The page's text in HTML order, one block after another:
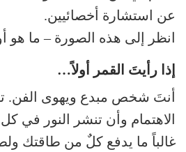
عن استشارة أخصائيين.
انظر إلى هذه الصورة – ما هو
إذا رأيتَ القمر أولاً…
أنتَ شخص مبدع ويهوى الفن.
الاهتمام وأن تنشر النور في
غالباً ما يدفع كلٌ من طاقتك